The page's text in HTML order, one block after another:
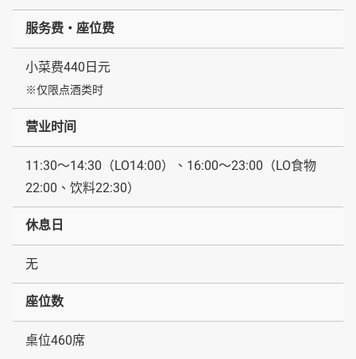
服务费・座位费
小菜费440日元
※仅限点酒类时
营业时间
11:30〜14:30（LO14:00）、16:00〜23:00（LO食物
22:00、饮料22:30）
休息日
无
座位数
桌位460席